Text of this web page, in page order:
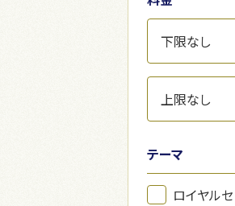
テーマ
ロイヤル